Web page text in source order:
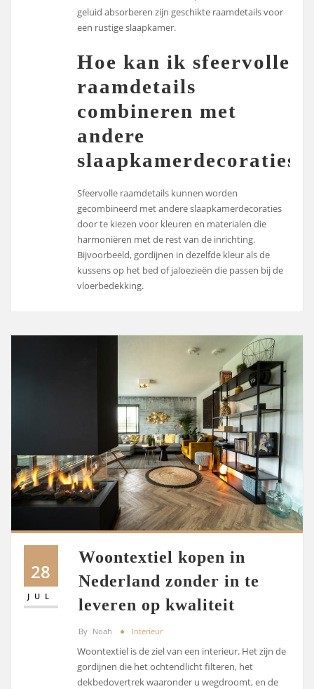
geluid absorberen zijn geschikte raamdetails voor
een rustige slaapkamer.
Hoe kan ik sfeervolle
raamdetails
combineren met
andere
slaapkamerdecoraties?
Sfeervolle raamdetails kunnen worden
gecombineerd met andere slaapkamerdecoraties
door te kiezen voor kleuren en materialen die
harmoniëren met de rest van de inrichting.
Bijvoorbeeld, gordijnen in dezelfde kleur als de
kussens op het bed of jaloezieën die passen bij de
vloerbedekking.
28
JUL
Woontextiel kopen in
Nederland zonder in te
leveren op kwaliteit
By Noah Interieur
Woontextiel is de ziel van een interieur. Het zijn de
gordijnen die het ochtendlicht filteren, het
dekbedovertrek waaronder u wegdroomt, en de